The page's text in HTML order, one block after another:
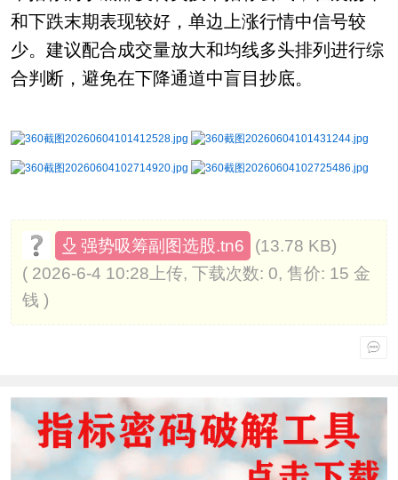
和下跌末期表现较好，单边上涨行情中信号较
少。建议配合成交量放大和均线多头排列进行综
合判断，避免在下降通道中盲目抄底。
强势吸筹副图选股.tn6
(13.78 KB)
( 2026-6-4 10:28上传, 下载次数: 0, 售价: 15 金
钱 )